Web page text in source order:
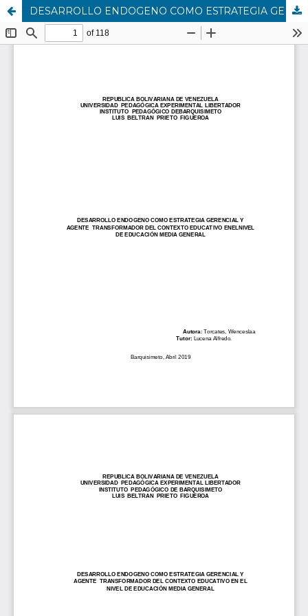
DESARROLLO ENDOGENO COMO ESTRATEGIA GERENCIAL Y AGENTE TRANSFORMADOR DEL CONTEXTO EDUCATIVO ENELNIVEL DE EDUCACIÓN MEDIA GENERAL